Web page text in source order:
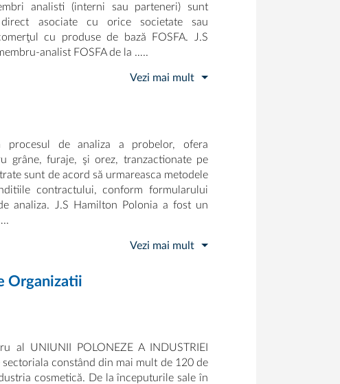
analisti (interni sau parteneri) sunt
asociate cu orice societate sau
cu produse de bază FOSFA. J.S
analist FOSFA de la …..
Vezi mai mult
procesul de analiza a probelor, ofera
grâne, furaje, şi orez, tranzactionate pe
sunt de acord să urmareasca metodele
contractului, conform formularului
analiza. J.S Hamilton Polonia a fost un
Vezi mai mult
Organizatii
al UNIUNII POLONEZE A INDUSTRIEI
constând din mai mult de 120 de
cosmetică. De la începuturile sale în